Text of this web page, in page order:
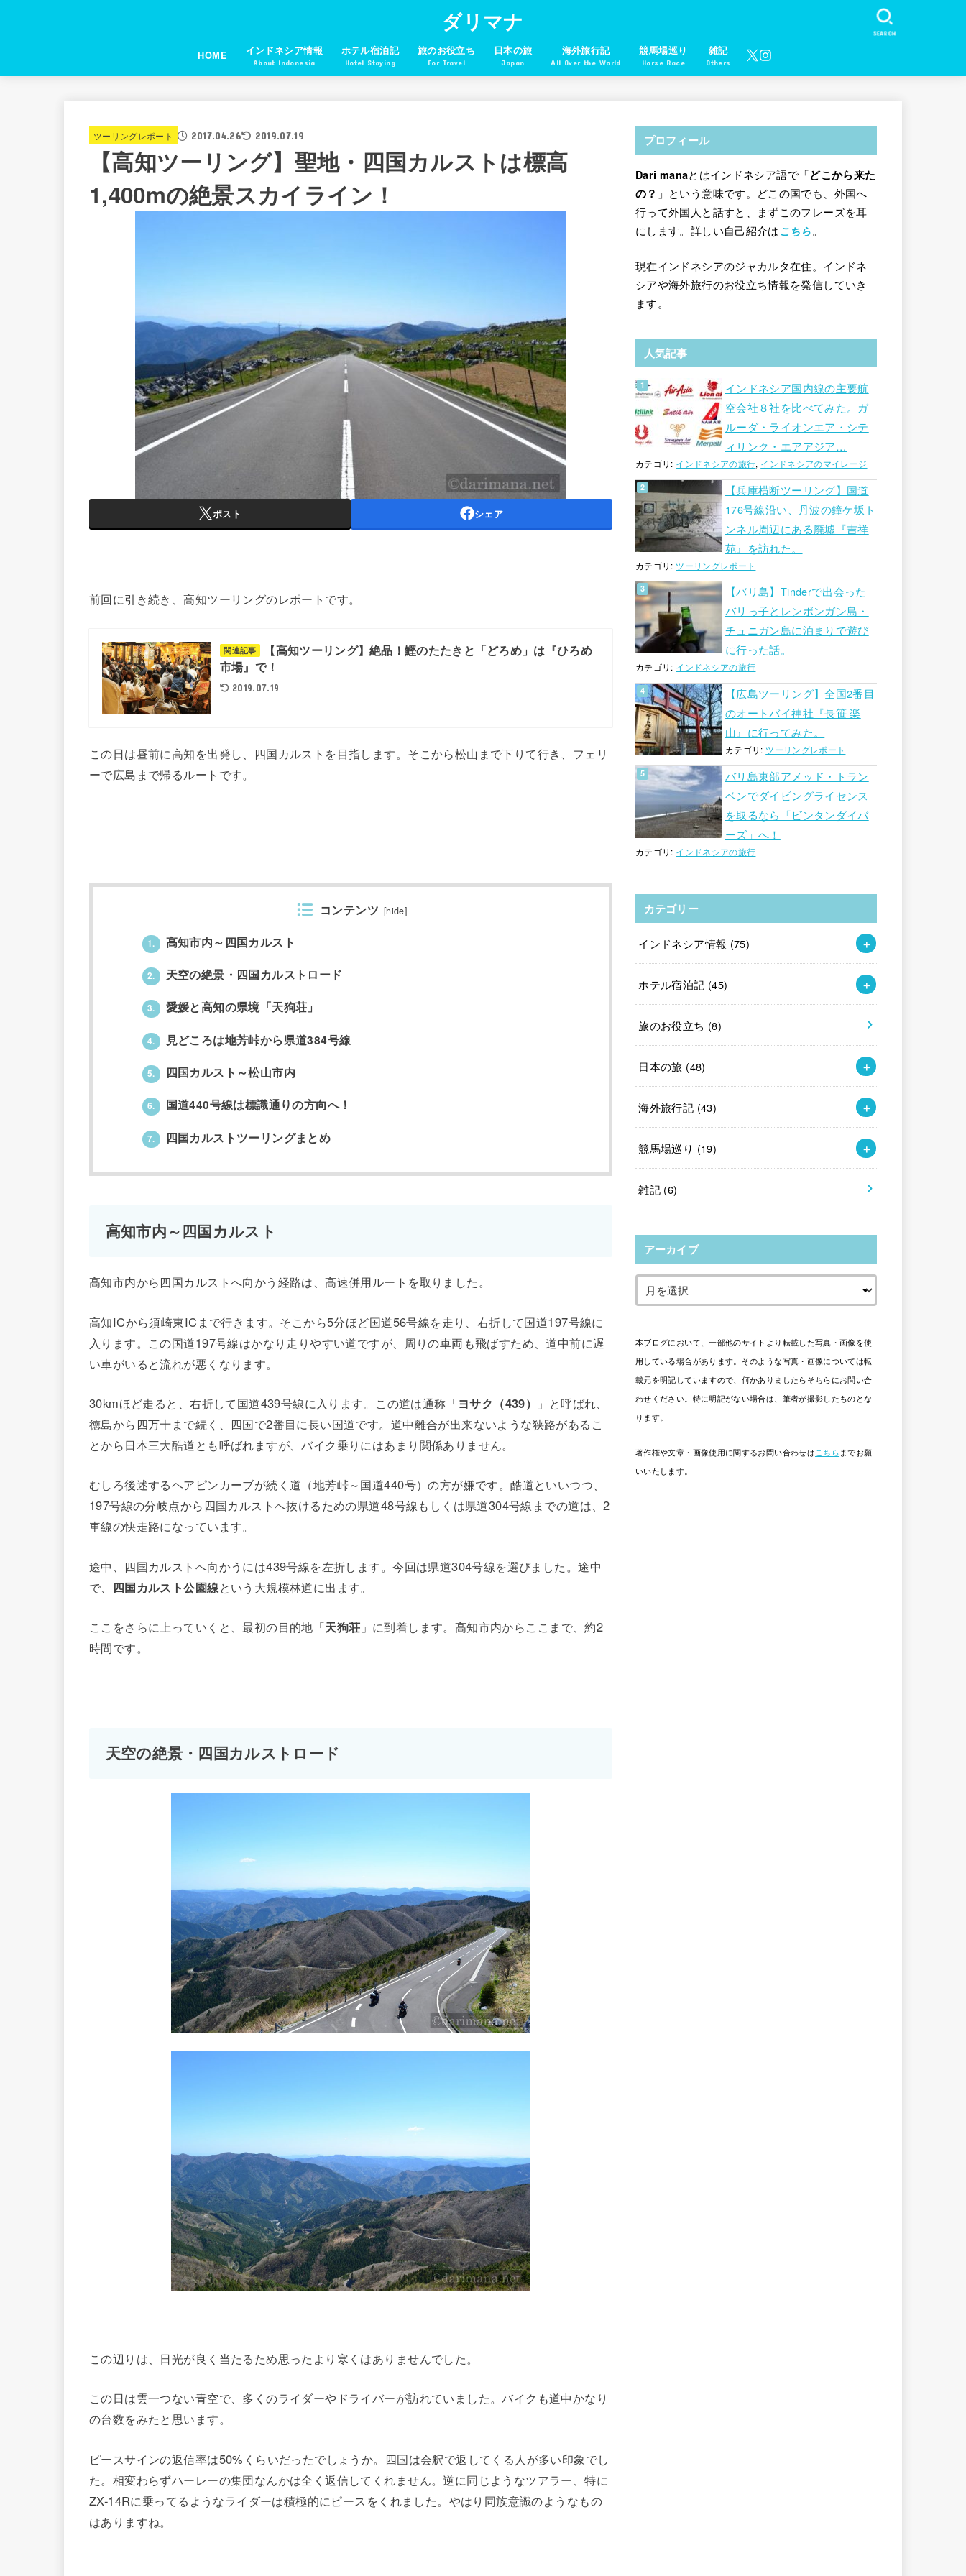
ダリマナ
HOME インドネシア情報
About Indonesia
ホテル宿泊記
Hotel Staying
旅のお役立ち
For Travel
日本の旅
Japan
海外旅行記
All Over the World
競馬場巡り
Horse Race
雑記
Others
SEARCH
ツーリングレポート 2017.04.26 2019.07.19
【高知ツーリング】聖地・四国カルストは標高
1,400mの絶景スカイライン！
ポスト シェア
前回に引き続き、高知ツーリングのレポートです。
関連記事
【高知ツーリング】絶品！鰹のたたきと「どろめ」は『ひろめ
市場』で！
2019.07.19
この日は昼前に高知を出発し、四国カルストを目指します。そこから松山まで下りて行き、フェリ
ーで広島まで帰るルートです。
コンテンツ [hide]
1. 高知市内～四国カルスト
2. 天空の絶景・四国カルストロード
3. 愛媛と高知の県境「天狗荘」
4. 見どころは地芳峠から県道384号線
5. 四国カルスト～松山市内
6. 国道440号線は標識通りの方向へ！
7. 四国カルストツーリングまとめ
高知市内～四国カルスト
高知市内から四国カルストへ向かう経路は、高速併用ルートを取りました。
高知ICから須崎東ICまで行きます。そこから5分ほど国道56号線を走り、右折して国道197号線に
入ります。この国道197号線はかなり走りやすい道ですが、周りの車両も飛ばすため、道中前に遅
い車がいると流れが悪くなります。
30kmほど走ると、右折して国道439号線に入ります。この道は通称「ヨサク（439）
」と呼ばれ、
徳島から四万十まで続く、四国で2番目に長い国道です。道中離合が出来ないような狭路があるこ
とから日本三大酷道とも呼ばれますが、バイク乗りにはあまり関係ありません。
むしろ後述するヘアピンカーブが続く道（地芳峠～国道440号）の方が嫌です。酷道といいつつ、
197号線の分岐点から四国カルストへ抜けるための県道48号線もしくは県道304号線までの道は、2
車線の快走路になっています。
途中、四国カルストへ向かうには439号線を左折します。今回は県道304号線を選びました。途中
で、 四国カルスト公園線という大規模林道に出ます。
ここをさらに上っていくと、最初の目的地「天狗荘 」に到着します。高知市内からここまで、約2
時間です。
天空の絶景・四国カルストロード
この辺りは、日光が良く当たるため思ったより寒くはありませんでした。
この日は雲一つない青空で、多くのライダーやドライバーが訪れていました。バイクも道中かなり
の台数をみたと思います。
ピースサインの返信率は50%くらいだったでしょうか。四国は会釈で返してくる人が多い印象でし
た。相変わらずハーレーの集団なんかは全く返信してくれません。逆に同じようなツアラー、特に
ZX-14Rに乗ってるようなライダーは積極的にピースをくれました。やはり同族意識のようなもの
はありますね。
プロフィール
Dari manaとはインドネシア語で「どこから来た
の？ 」という意味です。どこの国でも、外国へ
行って外国人と話すと、まずこのフレーズを耳
にします。詳しい自己紹介は こちら 。
現在インドネシアのジャカルタ在住。インドネ
シアや海外旅行のお役立ち情報を発信していき
ます。
人気記事
インドネシア国内線の主要航
空会社８社を比べてみた。ガ
ルーダ・ライオンエア・シテ
ィリンク・エアアジア…
カテゴリ: インドネシアの旅行, インドネシアのマイレージ
【兵庫横断ツーリング】国道
176号線沿い、丹波の鐘ケ坂ト
ンネル周辺にある廃墟『吉祥
苑』を訪れた。
カテゴリ: ツーリングレポート
【バリ島】Tinderで出会った
バリっ子とレンボンガン島・
チュニガン島に泊まりで遊び
に行った話。
カテゴリ: インドネシアの旅行
【広島ツーリング】全国2番目
のオートバイ神社『長笹 楽
山』に行ってみた。
カテゴリ: ツーリングレポート
バリ島東部アメッド・トラン
ベンでダイビングライセンス
を取るなら「ビンタンダイバ
ーズ」へ！
カテゴリ: インドネシアの旅行
カテゴリー
インドネシア情報 (75)
ホテル宿泊記 (45)
旅のお役立ち (8)
日本の旅 (48)
海外旅行記 (43)
競馬場巡り (19)
雑記 (6)
アーカイブ
本ブログにおいて、一部他のサイトより転載した写真・画像を使
用している場合があります。そのような写真・画像については転
載元を明記していますので、何かありましたらそちらにお問い合
わせください。特に明記がない場合は、筆者が撮影したものとな
ります。
著作権や文章・画像使用に関するお問い合わせはこちら までお願
いいたします。